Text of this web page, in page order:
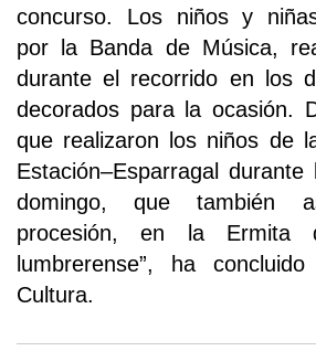
concurso. Los niños y
por la Banda de Música,
durante el recorrido en los
decorados para la ocasión.
que realizaron los niños de
Estación–Esparragal
domingo, que también
procesión, en la Ermita
lumbrerense”, ha
Cultura.